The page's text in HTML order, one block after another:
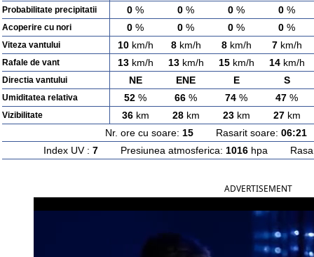
Probabilitate precipitatii 0 % 0 % 0 % 0 %
Acoperire cu nori 0 % 0 % 0 % 0 %
Viteza vantului 10km/h 8km/h 8km/h 7km/h
Rafale de vant 13km/h 13km/h 15km/h 14km/h
Directia vantului NE ENE E S
Umiditatea relativa 52 % 66 % 74 % 47 %
Vizibilitate 36km 28km 23km 27km
Nr. ore cu soare: 15Rasarit soare: 06:21
Index UV : 7Presiunea atmosferica: 1016hpa
ADVERTISEMENT